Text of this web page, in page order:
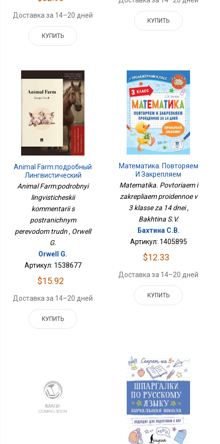
Доставка за 14–20 дней
КУПИТЬ
КУПИТЬ
Animal Farm:подробный
Лингвистический
Комментарий С
Постраничным
Переводом Трудн
Animal Farm:podrobnyi
lingvisticheskii
kommentarii s
postranichnym
perevodom trudn , Orwell
G.
Orwell G.
Артикул: 1538677
$15.92
Доставка за 14–20 дней
КУПИТЬ
Математика. Повторяем
И Закрепляем
Пройденное В 3 Классе
Matematika. Povtoriaem i
zakrepliaem proidennoe v
3 klasse za 14 dnei ,
Bakhtina S.V.
Бахтина С.В.
Артикул: 1405895
$12.33
Доставка за 14–20 дней
КУПИТЬ